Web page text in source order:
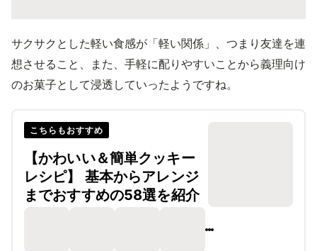
サクサクとした軽い食感が「軽い関係」、つまり友達を連
想させること、また、手軽に配りやすいことから義理向け
のお菓子として浸透していったようですね。
こちらもおすすめ
【かわいい＆簡単クッキー
レシピ】 基本からアレンジ
までおすすめの58選を紹介